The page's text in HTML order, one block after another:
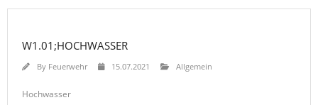
W1.01;HOCHWASSER
By Feuerwehr 15.07.2021 Allgemein
Hochwasser